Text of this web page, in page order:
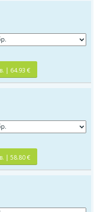
| 64.93 €
| 58.80 €